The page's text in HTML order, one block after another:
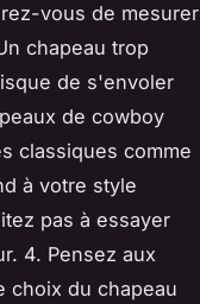
vous de mesurer
chapeau trop
de s'envoler
de cowboy
classiques comme
à votre style
pas à essayer
4. Pensez aux
choix du chapeau